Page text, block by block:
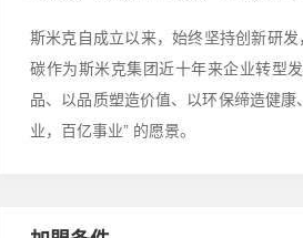
斯米克自成立以来，始终坚持创新研
碳作为斯米克集团近十年来企业转型
品、以品质塑造价值、以环保缔造健
业，百亿事业” 的愿景。